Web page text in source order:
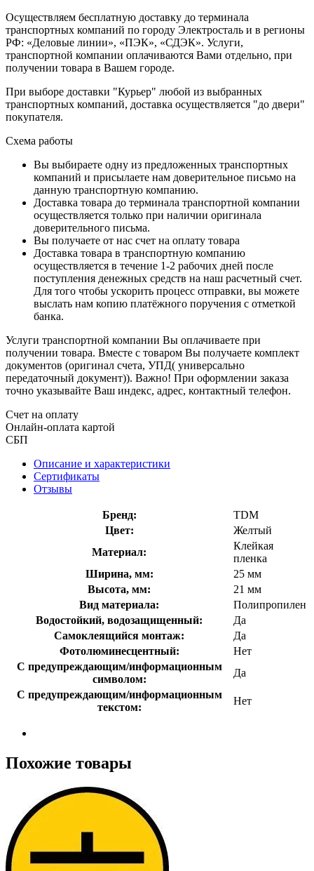
Осуществляем бесплатную доставку до терминала
транспортных компаний по городу Электросталь и в регионы
РФ: «Деловые линии», «ПЭК», «СДЭК». Услуги,
транспортной компании оплачиваются Вами отдельно, при
получении товара в Вашем городе.
При выборе доставки "Курьер" любой из выбранных
транспортных компаний, доставка осуществляется "до двери"
покупателя.
Схема работы
Вы выбираете одну из предложенных транспортных
компаний и присылаете нам доверительное письмо на
данную транспортную компанию.
Доставка товара до терминала транспортной компании
осуществляется только при наличии оригинала
доверительного письма.
Вы получаете от нас счет на оплату товара
Доставка товара в транспортную компанию
осуществляется в течение 1-2 рабочих дней после
поступления денежных средств на наш расчетный счет.
Для того чтобы ускорить процесс отправки, вы можете
выслать нам копию платёжного поручения с отметкой
банка.
Услуги транспортной компании Вы оплачиваете при
получении товара. Вместе с товаром Вы получаете комплект
документов (оригинал счета, УПД( универсально
передаточный документ)). Важно! При оформлении заказа
точно указывайте Ваш индекс, адрес, контактный телефон.
Счет на оплату
Онлайн-оплата картой
СБП
Описание и характеристики
Сертификаты
Отзывы
Бренд:
TDM
Цвет:
Желтый
Материал:
Клейкая
пленка
Ширина, мм:
25 мм
Высота, мм:
21 мм
Вид материала:
Полипропилен
Водостойкий, водозащищенный:
Да
Самоклеящийся монтаж:
Да
Фотолюминесцентный:
Нет
С предупреждающим/информационным
символом:
Да
С предупреждающим/информационным
текстом:
Нет
Похожие товары